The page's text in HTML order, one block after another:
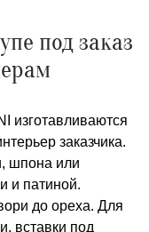
под заказ
изготавливаются
заказчика.
шпона или
и патиной.
до ореха. Для
вставки под